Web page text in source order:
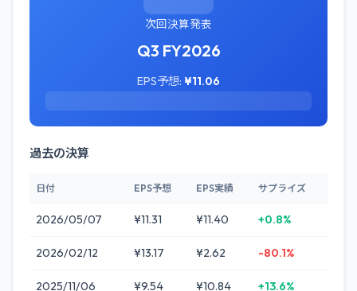
次回決算発表
Q3 FY2026
EPS予想: ¥11.06
過去の決算
日付 EPS予想 EPS実績 サプライズ
2026/05/07 ¥11.31 ¥11.40 +0.8%
2026/02/12 ¥13.17 ¥2.62 -80.1%
2025/11/06 ¥9.54 ¥10.84 +13.6%